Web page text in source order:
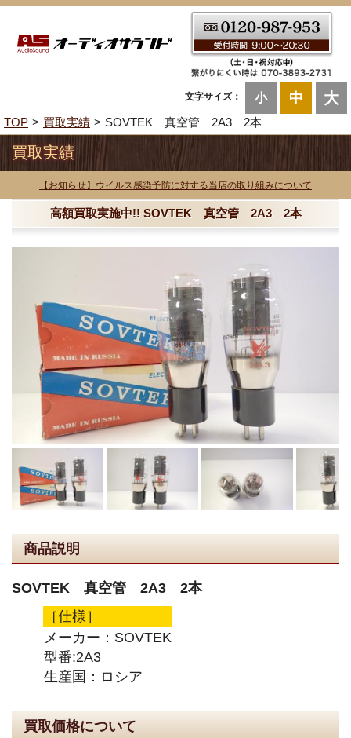
文字サイズ： 小 中 大
TOP 買取実績 SOVTEK 真空管 2A3 2本
買取実績
【お知らせ】ウイルス感染予防に対する当店の取り組みについて
高額買取実施中!! SOVTEK 真空管 2A3 2本
商品説明
SOVTEK 真空管 2A3 2本
［仕様］
メーカー：SOVTEK
型番:2A3
生産国：ロシア
買取価格について